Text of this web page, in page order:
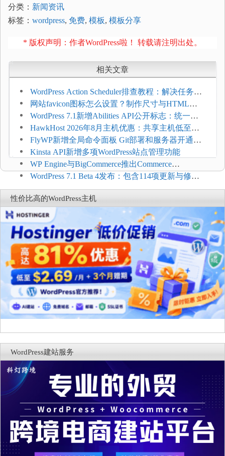
分类： 新闻资讯
标签： wordpress, 免费, 模板, 模板分享
* 版权声明：作者WordPress啦！ 转载请注明出处。
相关文章
WordPress Action Scheduler排查教程：解决任务积
压和订单延迟
网站favicon图标怎么设置？制作尺寸与HTML添
加方法
WordPress 7.1新增Abilities API公开标志：统一支
持REST API、MCP与AI代理
HawkHost 2026年8月主机优惠：共享主机低至
$2.61/月，高性能主机同步折扣
FlyWP新增全局命令面板 Git部署和服务器开通更
方便
Kinsta API新增多项WordPress站点管理功能
WP Engine与BigCommerce推出Commerce
Connect：WordPress商店可保留前台体验并扩展电
商能力
WordPress 7.1 Beta 4发布：包含114项更新与修
复，仅建议在测试环境体验
性价比高的WordPress主机
WordPress建站服务